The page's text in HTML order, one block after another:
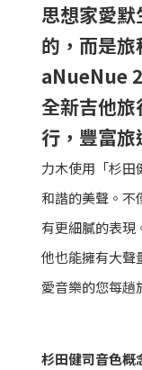
思想家愛
的，而是旅
aNueNue
全新吉他
行，豐富旅
力木使用「杉田
和諧的美聲。不
有更細膩的表現
他也能擁有大聲
愛音樂的您每趟
杉田健司音色概